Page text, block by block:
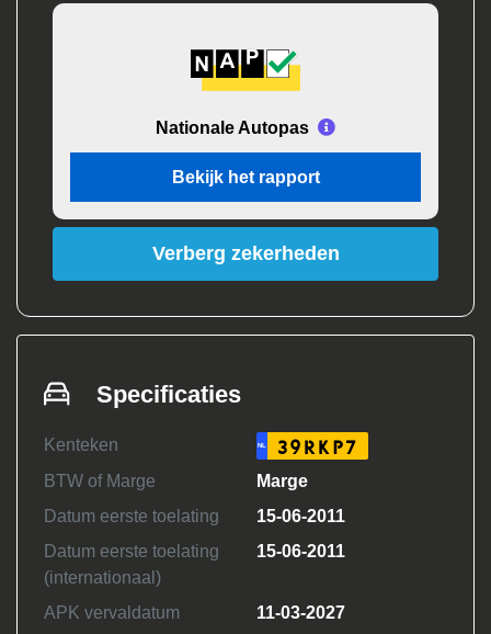
Nationale Autopas
Bekijk het rapport
Verberg zekerheden
Specificaties
Kenteken NL 39RKP7
BTW of Marge
Marge
Datum eerste toelating
15-06-2011
Datum eerste toelating
(internationaal)
15-06-2011
APK vervaldatum
11-03-2027